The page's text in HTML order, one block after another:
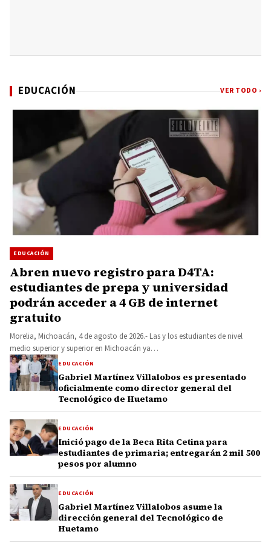
EDUCACIÓN VER TODO ›
EDUCACIÓN
Abren nuevo registro para D4TA:
estudiantes de prepa y universidad
podrán acceder a 4 GB de internet
gratuito
Morelia, Michoacán, 4 de agosto de 2026.- Las y los estudiantes de nivel
medio superior y superior en Michoacán ya…
EDUCACIÓN
Gabriel Martínez Villalobos es presentado
oficialmente como director general del
Tecnológico de Huetamo
EDUCACIÓN
Inició pago de la Beca Rita Cetina para
estudiantes de primaria; entregarán 2 mil 500
pesos por alumno
EDUCACIÓN
Gabriel Martínez Villalobos asume la
dirección general del Tecnológico de
Huetamo